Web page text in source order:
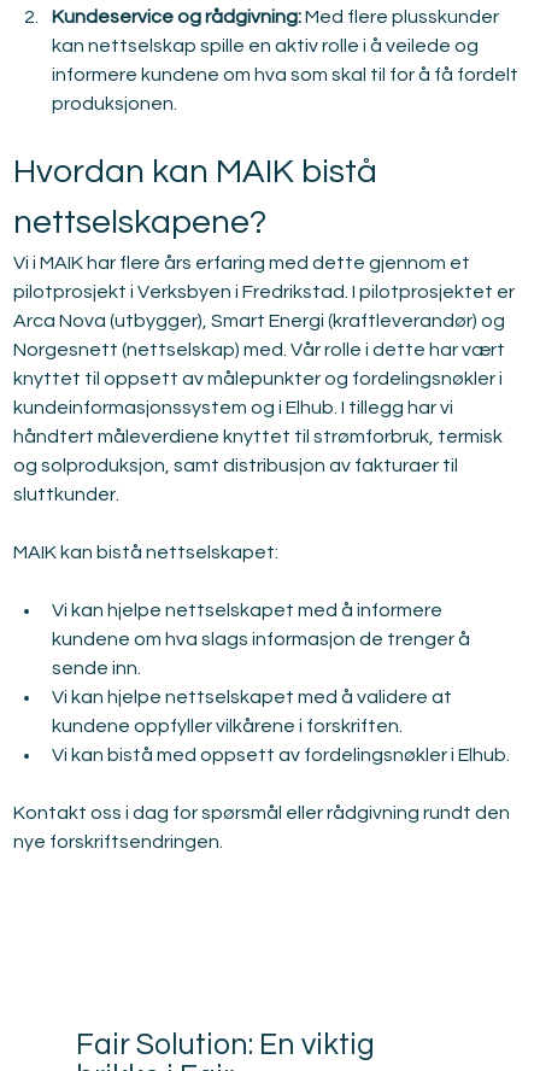
Kundeservice og rådgivning: Med flere plusskunder
kan nettselskap spille en aktiv rolle i å veilede og
informere kundene om hva som skal til for å få fordelt
produksjonen.
Hvordan kan MAIK bistå
nettselskapene?
Vi i MAIK har flere års erfaring med dette gjennom et
pilotprosjekt i Verksbyen i Fredrikstad. I pilotprosjektet er
Arca Nova (utbygger), Smart Energi (kraftleverandør) og
Norgesnett (nettselskap) med. Vår rolle i dette har vært
knyttet til oppsett av målepunkter og fordelingsnøkler i
kundeinformasjonssystem og i Elhub. I tillegg har vi
håndtert måleverdiene knyttet til strømforbruk, termisk
og solproduksjon, samt distribusjon av fakturaer til
sluttkunder.
MAIK kan bistå nettselskapet:
Vi kan hjelpe nettselskapet med å informere
kundene om hva slags informasjon de trenger å
sende inn.
Vi kan hjelpe nettselskapet med å validere at
kundene oppfyller vilkårene i forskriften.
Vi kan bistå med oppsett av fordelingsnøkler i Elhub.
Kontakt oss i dag for spørsmål eller rådgivning rundt den
nye forskriftsendringen.
Fair Solution: En viktig